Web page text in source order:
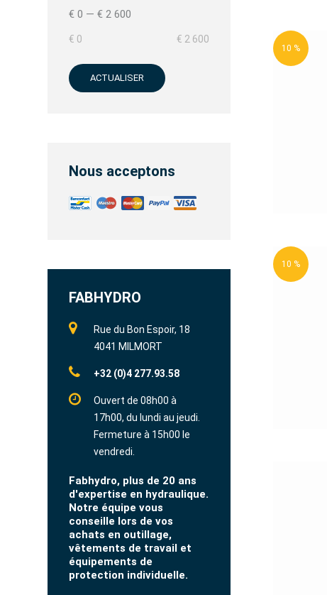
10 %
10 %
€ 0 — € 2 600
€ 0 € 2 600
ACTUALISER
Nous acceptons
FABHYDRO
Rue du Bon Espoir, 18
4041 MILMORT
+32 (0)4 277.93.58
Ouvert de 08h00 à
17h00, du lundi au jeudi.
Fermeture à 15h00 le
vendredi.
Fabhydro, plus de 20 ans
d'expertise en hydraulique.
Notre équipe vous
conseille lors de vos
achats en outillage,
vêtements de travail et
équipements de
protection individuelle.